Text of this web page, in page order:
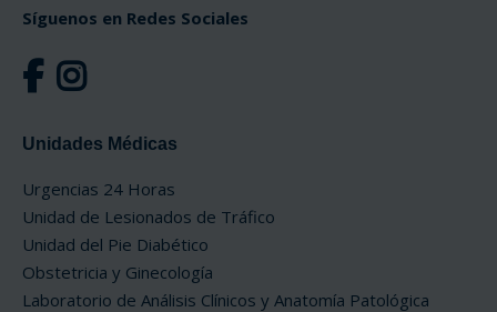
Síguenos en Redes Sociales
Unidades Médicas
Urgencias 24 Horas
Unidad de Lesionados de Tráfico
Unidad del Pie Diabético
Obstetricia y Ginecología
Laboratorio de Análisis Clínicos y Anatomía Patológica